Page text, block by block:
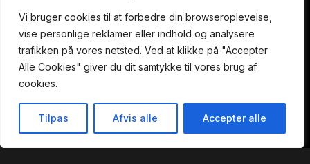
Vi bruger cookies til at forbedre din browseroplevelse,
vise personlige reklamer eller indhold og analysere
trafikken på vores netsted. Ved at klikke på "Accepter
Alle Cookies" giver du dit samtykke til vores brug af
cookies.
Tilpas Afvis alle Accepter alle
Aalborg
Alexander Foss Gade 11
9000 Aalborg
+45 61 46 09 88
oyisi9000@gmail.com
Nørre Allé 72
8000 Aarhus C
+45 61 46 37 40
oyisi8000@gmail.com